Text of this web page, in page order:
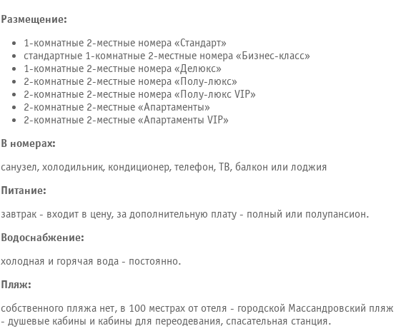
Размещение:
1-комнатные 2-местные номера «Стандарт»
стандартные 1-комнатные 2-местные номера «Бизнес-класс»
1-комнатные 2-местные номера «Делюкс»
2-комнатные 2-местные номера «Полу-люкс»
2-комнатные 2-местные номера «Полу-люкс VIP»
2-комнатные 2-местные «Апартаменты»
2-комнатные 2-местные «Апартаменты VIP»
В номерах:
санузел, холодильник, кондиционер, телефон, ТВ, балкон или лоджия
Питание:
завтрак - входит в цену, за дополнительную плату - полный или полупансион.
Водоснабжение:
холодная и горячая вода - постоянно.
Пляж:
собственного пляжа нет, в 100 местрах от отеля - городской Массандровский пляж
- душевые кабины и кабины для переодевания, спасательная станция.